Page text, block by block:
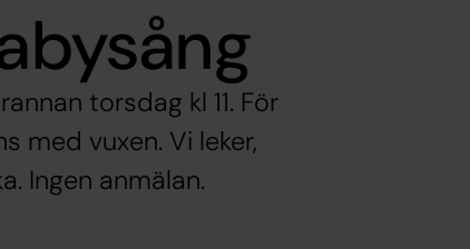
torsdag kl 11. För
med vuxen. Vi leker,
Ingen anmälan.